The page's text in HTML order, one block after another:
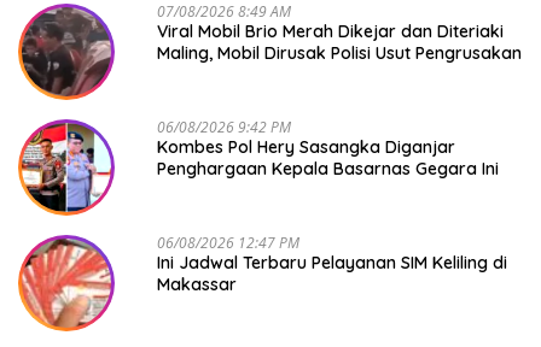
07/08/2026 8:49 AM
Viral Mobil Brio Merah Dikejar dan Diteriaki
Maling, Mobil Dirusak Polisi Usut Pengrusakan
06/08/2026 9:42 PM
Kombes Pol Hery Sasangka Diganjar
Penghargaan Kepala Basarnas Gegara Ini
06/08/2026 12:47 PM
Ini Jadwal Terbaru Pelayanan SIM Keliling di
Makassar